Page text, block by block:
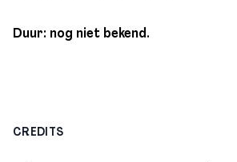
Duur: nog niet bekend.
CREDITS